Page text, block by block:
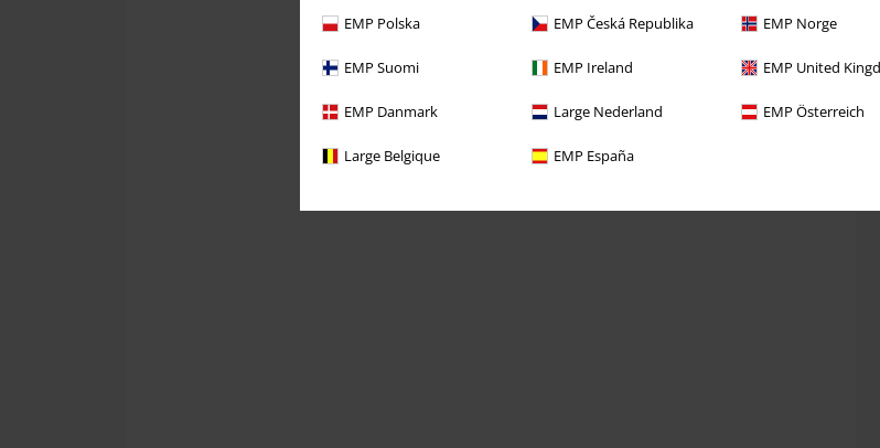
EMP Polska EMP Česká Republika EMP Norge
EMP Suomi EMP Ireland EMP United
EMP Danmark Large Nederland EMP Österreich
Large Belgique EMP España